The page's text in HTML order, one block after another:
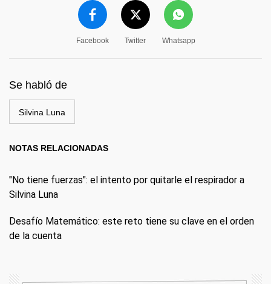
Facebook Twitter Whatsapp
Se habló de
Silvina Luna
NOTAS RELACIONADAS
"No tiene fuerzas": el intento por quitarle el respirador a
Silvina Luna
Desafío Matemático: este reto tiene su clave en el orden
de la cuenta